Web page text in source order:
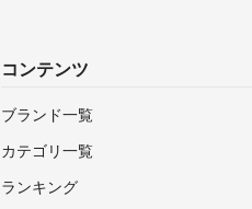
コンテンツ
ブランド一覧
カテゴリ一覧
ランキング